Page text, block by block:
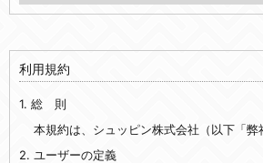
利用規約
1. 総 則
2. ユーザーの定義